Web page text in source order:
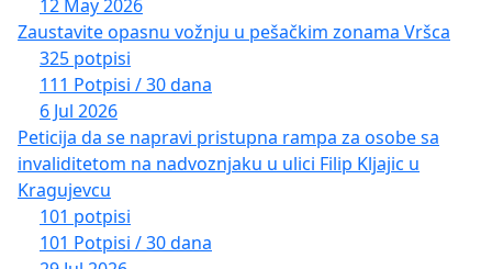
12 May 2026
Zaustavite opasnu vožnju u pešačkim zonama Vršca
325 potpisi
111 Potpisi / 30 dana
6 Jul 2026
Peticija da se napravi pristupna rampa za osobe sa
invaliditetom na nadvoznjaku u ulici Filip Kljajic u
Kragujevcu
101 potpisi
101 Potpisi / 30 dana